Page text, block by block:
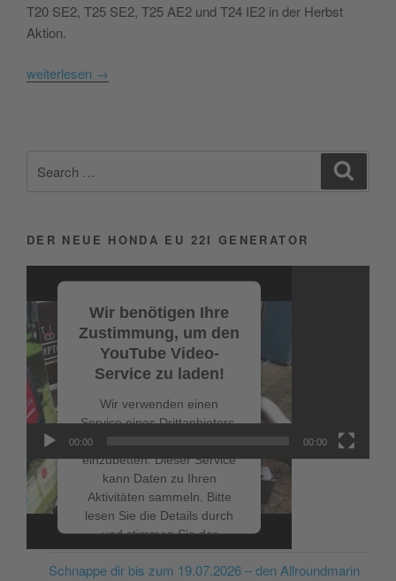
T20 SE2, T25 SE2, T25 AE2 und T24 IE2 in der Herbst
Aktion.
weiterlesen →
for:
DER NEUE HONDA EU 22I GENERATOR
Wir benötigen Ihre
Zustimmung, um den
YouTube Video-
Service zu laden!
Wir verwenden einen
Service eines Drittanbieters,
einzubetten. Dieser Service
kann Daten zu Ihren
Aktivitäten sammeln. Bitte
lesen Sie die Details durch
und stimmen Sie der
Nutzung des Service zu, um
dieses Video anzusehen.
00:00 00:00
NEUESTE BEITRÄGE
Schnappe dir bis zum 19.07.2026 – den Allroundmarin